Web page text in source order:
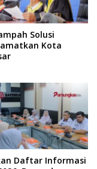
Solusi
Kota
Daftar Informasi